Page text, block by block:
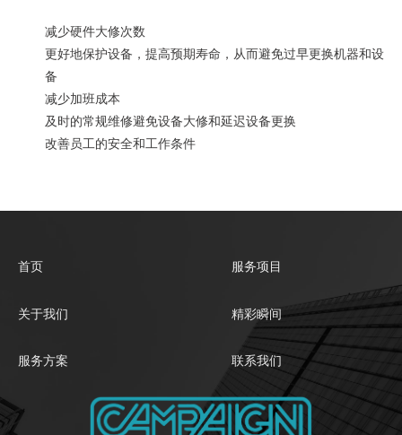
减少硬件大修次数
更好地保护设备，提高预期寿命，从而避免过早更换机器和设
备
减少加班成本
及时的常规维修避免设备大修和延迟设备更换
改善员工的安全和工作条件
首页
关于我们
服务方案
服务项目
精彩瞬间
联系我们